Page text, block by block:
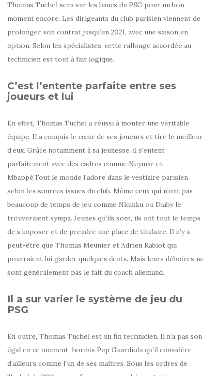
Thomas Tuchel sera sur les bancs du PSG pour un bon
moment encore. Les dirigeants du club parisien viennent de
prolonger son contrat jusqu’en 2021, avec une saison en
option. Selon les spécialistes, cette rallonge accordée au
technicien est tout à fait logique.
C’est l’entente parfaite entre ses
joueurs et lui
En effet, Thomas Tuchel a réussi à monter une véritable
équipe. Il a conquis le cœur de ses joueurs et tiré le meilleur
d’eux. Grâce notamment à sa jeunesse, il s’entent
parfaitement avec des cadres comme Neymar et
Mbappé.Tout le monde l’adore dans le vestiaire parisien
selon les sources issues du club. Même ceux qui n’ont pas
beaucoup de temps de jeu comme Nkunku ou Diaby le
trouveraient sympa. Jeunes qu’ils sont, ils ont tout le temps
de s’imposer et de prendre une place de titulaire. Il n’y a
peut-être que Thomas Meunier et Adrien Rabiot qui
pourraient lui garder quelques dents. Mais leurs déboires ne
sont généralement pas le fait du coach allemand.
Il a sur varier le système de jeu du
PSG
En outre, Thomas Tuchel est un fin technicien. Il n’a pas son
égal en ce moment, hormis Pep Guardiola qu’il considère
d’ailleurs comme l’un de ses maîtres. Sous les ordres de